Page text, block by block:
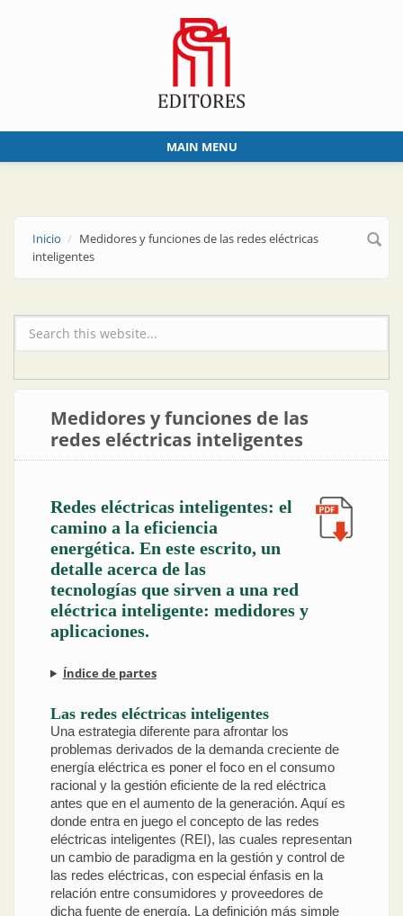
MAIN MENU
Inicio
Medidores y funciones de las redes eléctricas
inteligentes
Formulario de búsqueda
Medidores y funciones de las
redes eléctricas inteligentes
Redes eléctricas inteligentes: el
camino a la eficiencia
energética. En este escrito, un
detalle acerca de las
tecnologías que sirven a una red
eléctrica inteligente: medidores y
aplicaciones.
Índice de partes
Las redes eléctricas inteligentes
Una estrategia diferente para afrontar los
problemas derivados de la demanda creciente de
energía eléctrica es poner el foco en el consumo
racional y la gestión eficiente de la red eléctrica
antes que en el aumento de la generación. Aquí es
donde entra en juego el concepto de las redes
eléctricas inteligentes (REI), las cuales representan
un cambio de paradigma en la gestión y control de
las redes eléctricas, con especial énfasis en la
relación entre consumidores y proveedores de
dicha fuente de energía. La definición más simple